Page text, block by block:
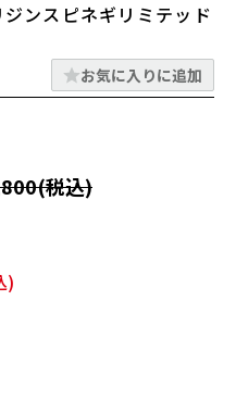
ンスピネギリミテッド
お気に入りに追加
税込)
)